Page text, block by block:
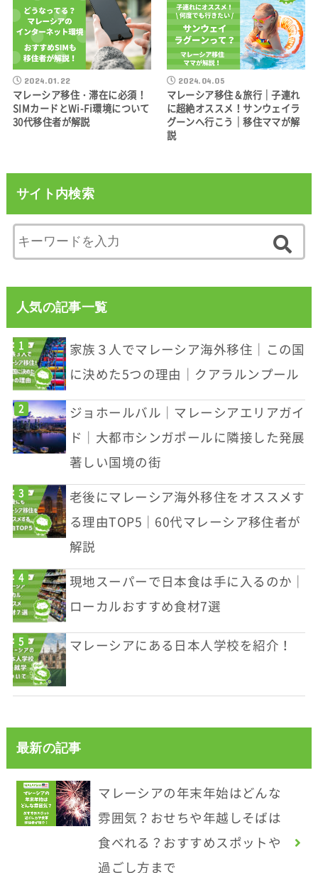
2024.01.22
マレーシア移住・滞在に必須！
SIMカードとWi-Fi環境について
30代移住者が解説
2024.04.05
マレーシア移住＆旅行｜子連れ
に超絶オススメ！サンウェイラ
グーンへ行こう｜移住ママが解
説
サイト内検索
人気の記事一覧
家族３人でマレーシア海外移住｜この国
に決めた5つの理由｜クアラルンプール
ジョホールバル｜マレーシアエリアガイ
ド｜大都市シンガポールに隣接した発展
著しい国境の街
老後にマレーシア海外移住をオススメす
る理由TOP5｜60代マレーシア移住者が
解説
現地スーパーで日本食は手に入るのか｜
ローカルおすすめ食材7選
マレーシアにある日本人学校を紹介！
最新の記事
マレーシアの年末年始はどんな
雰囲気？おせちや年越しそばは
食べれる？おすすめスポットや
過ごし方まで